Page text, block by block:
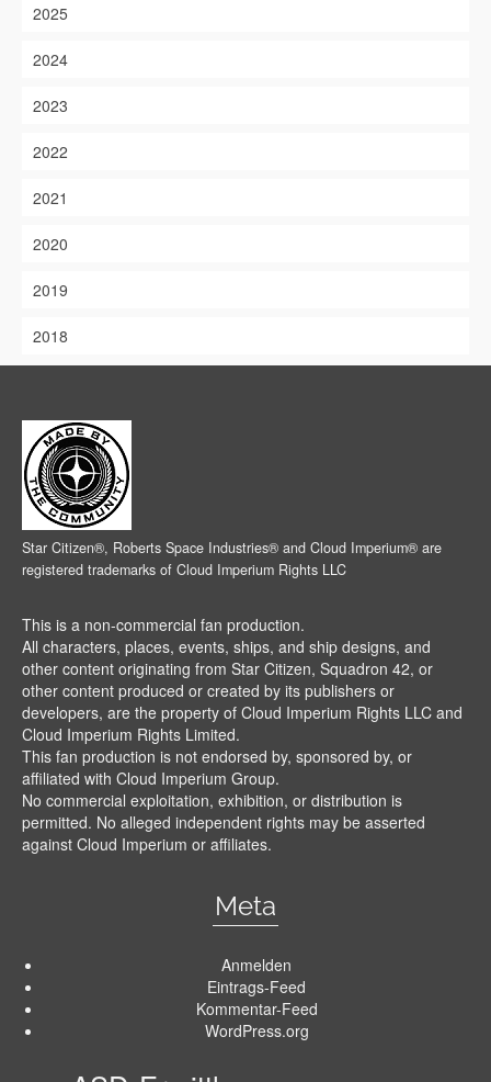
2025
2024
2023
2022
2021
2020
2019
2018
Star Citizen®, Roberts Space Industries® and Cloud Imperium® are
registered trademarks of Cloud Imperium Rights LLC
This is a non-commercial fan production.
All characters, places, events, ships, and ship designs, and
other content originating from Star Citizen, Squadron 42, or
other content produced or created by its publishers or
developers, are the property of Cloud Imperium Rights LLC and
Cloud Imperium Rights Limited.
This fan production is not endorsed by, sponsored by, or
affiliated with Cloud Imperium Group.
No commercial exploitation, exhibition, or distribution is
permitted. No alleged independent rights may be asserted
against Cloud Imperium or affiliates.
Meta
Anmelden
Eintrags-Feed
Kommentar-Feed
WordPress.org